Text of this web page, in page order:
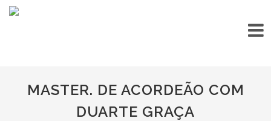
MASTER. DE ACORDEÃO COM
DUARTE GRAÇA